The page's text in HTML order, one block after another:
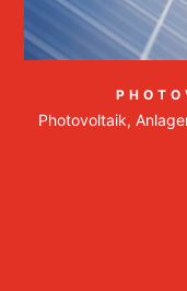
Photovoltaik,